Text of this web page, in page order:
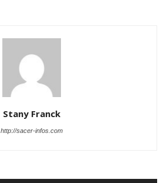
Stany Franck
http://sacer-infos.com